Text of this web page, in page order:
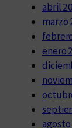
abril
marzo
enero